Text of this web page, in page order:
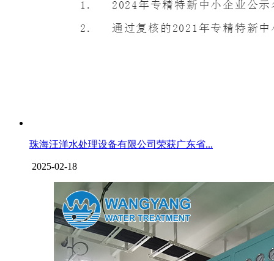
珠海汪洋水处理设备有限公司荣获广东省...
2025-02-18